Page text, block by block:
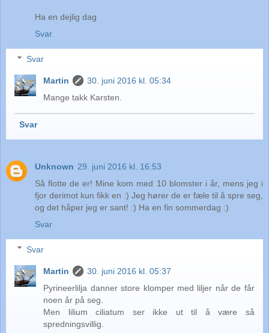
Ha en dejlig dag
Svar
Svar
Martin
30. juni 2016 kl. 05:34
Mange takk Karsten.
Svar
Unknown 29. juni 2016 kl. 16:53
Så flotte de er! Mine kom med 10 blomster i år, mens jeg i
fjor derimot kun fikk en :) Jeg hører de er fæle til å spre seg,
og det håper jeg er sant! :) Ha en fin sommerdag :)
Svar
Svar
Martin
30. juni 2016 kl. 05:37
Pyrineerlilja danner store klomper med liljer når de får
noen år på seg.
Men lilium ciliatum ser ikke ut til å være så
spredningsvillig.